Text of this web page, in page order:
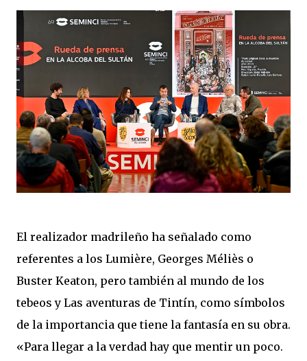
El realizador madrileño ha señalado como
referentes a los Lumière, Georges Méliès o
Buster Keaton, pero también al mundo de los
tebeos y Las aventuras de Tintín, como símbolos
de la importancia que tiene la fantasía en su obra.
«Para llegar a la verdad hay que mentir un poco.